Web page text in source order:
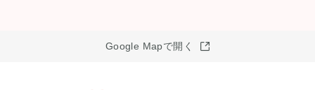
Google Mapで開く